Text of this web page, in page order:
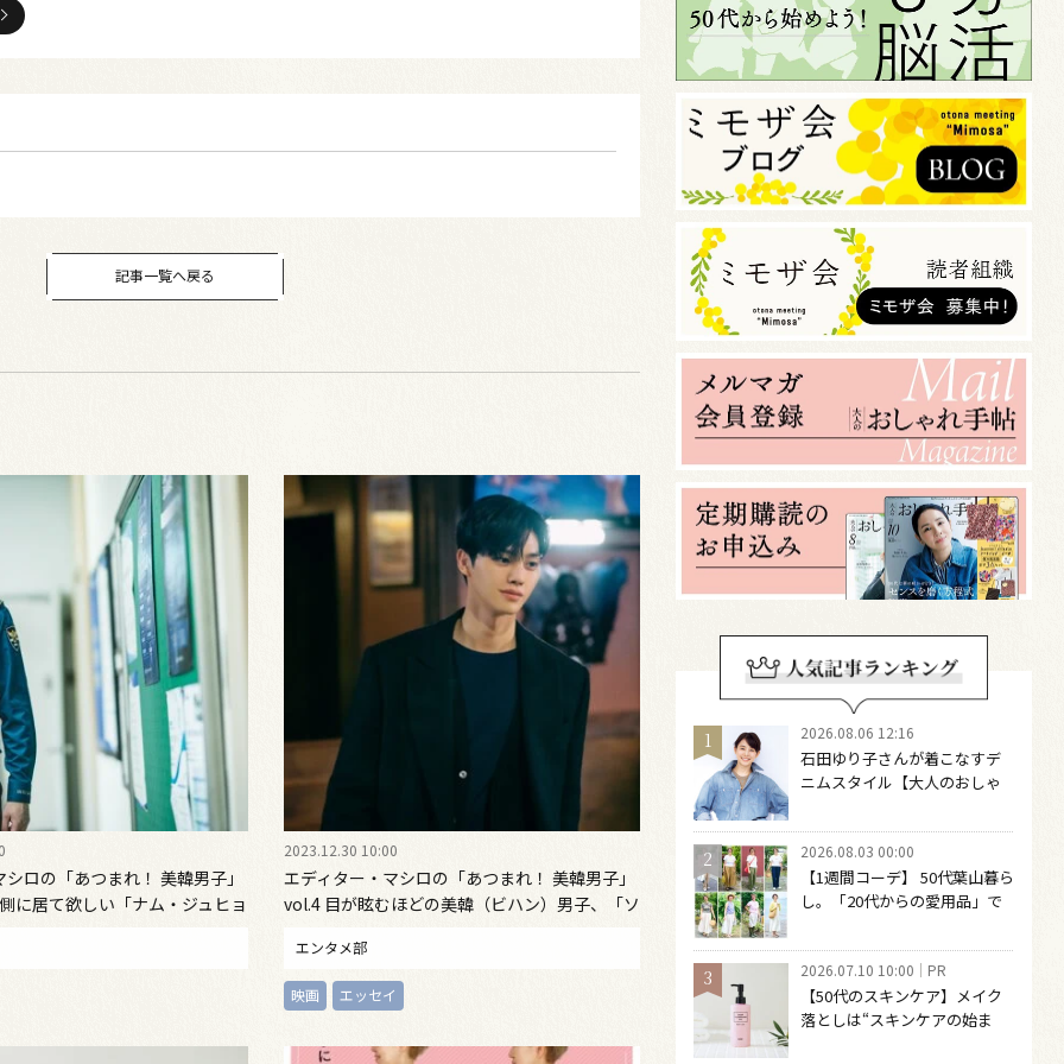
記事一覧へ戻る
ロの「あつまれ！ 美韓男子」
に居て欲しい「ナム・ジュヒョ
2023.12.30 10:00
エディター・マシロの「あつまれ！ 美韓男子」
vol.4 目が眩むほどの美韓（ビハン）男子、「ソ
エンタメ部
映画 エッセイ
2026.08.06 12:16
石田ゆり子さんが着こなすデ
ニムスタイル【大人のおしゃ
どファッションは自由になる
2026.08.03 00:00
【1週間コーデ】 50代葉山暮ら
し。「20代からの愛用品」で
～ 桐野恵美さん #022 Emi
Kirino～
2026.07.10 10:00 PR
【50代のスキンケア】メイク
落としは“スキンケアの始ま